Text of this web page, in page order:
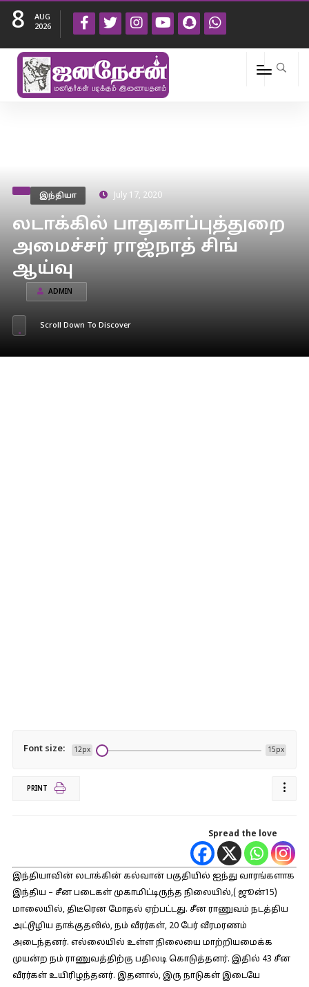
8
AUG
2026
இந்தியா July 17, 2020
லடாக்கில் பாதுகாப்புத்துறை
அமைச்சர் ராஜ்நாத் சிங்
ஆய்வு
ADMIN
Scroll Down To Discover
Font size: 12px 15px
PRINT
Spread the love
இந்தியாவின் லடாக்கின் கல்வான் பகுதியில் ஐந்து வாரங்களாக
இந்திய – சீன படைகள் முகாமிட்டிருந்த நிலையில்,( ஜூன்15)
மாலையில், திடீரென மோதல் ஏற்பட்டது. சீன ராணுவம் நடத்திய
அட்டூழிய தாக்குதலில், நம் வீரர்கள், 20 பேர் வீரமரணம்
அடைந்தனர். எல்லையில் உள்ள நிலையை மாற்றியமைக்க
முயன்ற நம் ராணுவத்திற்கு பதிலடி கொடுத்தனர். இதில் 43 சீன
வீரர்கள் உயிரிழந்தனர். இதனால், இரு நாடுகள் இடையே